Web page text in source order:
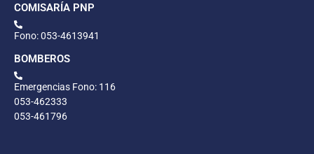
COMISARÍA PNP
Fono: 053-4613941
BOMBEROS
Emergencias Fono: 116
053-462333
053-461796